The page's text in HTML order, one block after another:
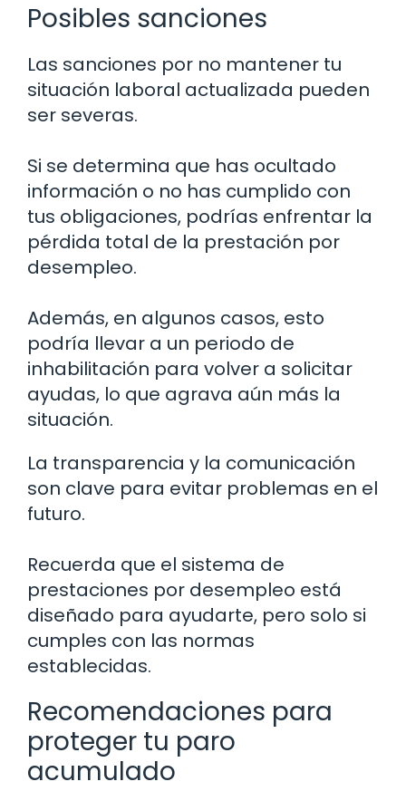
Posibles sanciones
Las sanciones por no mantener tu
situación laboral actualizada pueden
ser severas.
Si se determina que has ocultado
información o no has cumplido con
tus obligaciones, podrías enfrentar la
pérdida total de la prestación por
desempleo.
Además, en algunos casos, esto
podría llevar a un periodo de
inhabilitación para volver a solicitar
ayudas, lo que agrava aún más la
situación.
La transparencia y la comunicación
son clave para evitar problemas en el
futuro.
Recuerda que el sistema de
prestaciones por desempleo está
diseñado para ayudarte, pero solo si
cumples con las normas
establecidas.
Recomendaciones para
proteger tu paro
acumulado